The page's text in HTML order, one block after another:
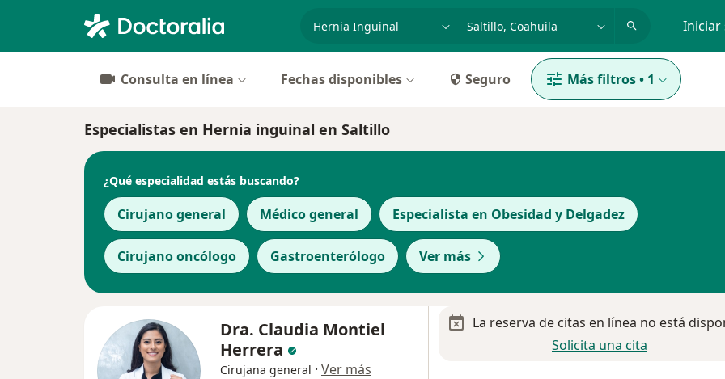
Iniciar
Consulta en línea Fechas disponibles Seguro Más filtros• 1
Especialistas en Hernia inguinal en Saltillo
¿Qué especialidad estás buscando?
Cirujano general Médico general Especialista en Obesidad y Delgadez
Cirujano oncólogo Gastroenterólogo Ver más
Dra. Claudia Montiel
Herrera
Cirujana general · Ver más
La reserva de citas en línea no está
Solicita una cita